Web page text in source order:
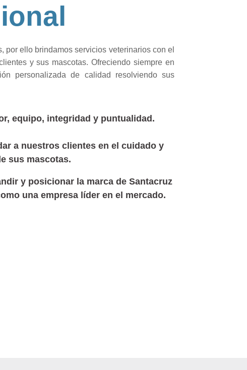
por ello brindamos servicios veterinarios con el
y sus mascotas. Ofreciendo siempre en
personalizada de calidad resolviendo sus
equipo, integridad y puntualidad.
a nuestros clientes en el cuidado y
sus mascotas.
y posicionar la marca de Santacruz
una empresa líder en el mercado.